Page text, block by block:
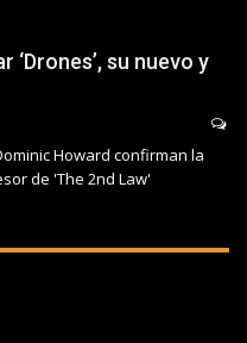
su nuevo y
Howard confirman la
de 'The 2nd Law'